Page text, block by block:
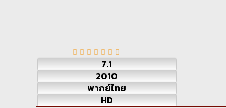
7.1
2010
พากย์ไทย
HD